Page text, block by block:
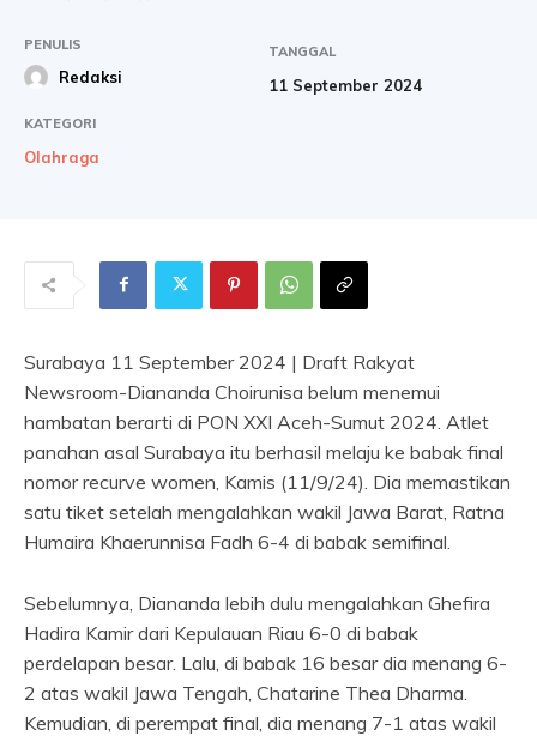
PENULIS
Redaksi
TANGGAL
11 September 2024
KATEGORI
Olahraga
Surabaya 11 September 2024 | Draft Rakyat
Newsroom-Diananda Choirunisa belum menemui
hambatan berarti di PON XXI Aceh-Sumut 2024. Atlet
panahan asal Surabaya itu berhasil melaju ke babak final
nomor recurve women, Kamis (11/9/24). Dia memastikan
satu tiket setelah mengalahkan wakil Jawa Barat, Ratna
Humaira Khaerunnisa Fadh 6-4 di babak semifinal.
Sebelumnya, Diananda lebih dulu mengalahkan Ghefira
Hadira Kamir dari Kepulauan Riau 6-0 di babak
perdelapan besar. Lalu, di babak 16 besar dia menang 6-
2 atas wakil Jawa Tengah, Chatarine Thea Dharma.
Kemudian, di perempat final, dia menang 7-1 atas wakil